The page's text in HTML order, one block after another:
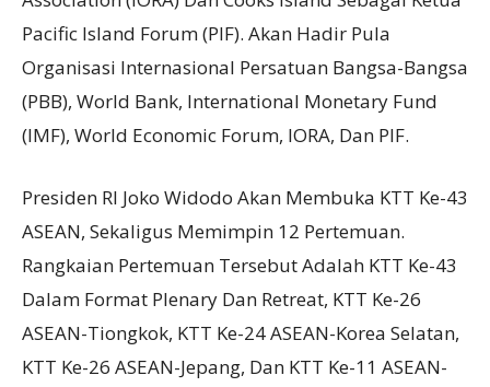
Pacific Island Forum (PIF). Akan Hadir Pula
Organisasi Internasional Persatuan Bangsa-Bangsa
(PBB), World Bank, International Monetary Fund
(IMF), World Economic Forum, IORA, Dan PIF.
Presiden RI Joko Widodo Akan Membuka KTT Ke-43
ASEAN, Sekaligus Memimpin 12 Pertemuan.
Rangkaian Pertemuan Tersebut Adalah KTT Ke-43
Dalam Format Plenary Dan Retreat, KTT Ke-26
ASEAN-Tiongkok, KTT Ke-24 ASEAN-Korea Selatan,
KTT Ke-26 ASEAN-Jepang, Dan KTT Ke-11 ASEAN-